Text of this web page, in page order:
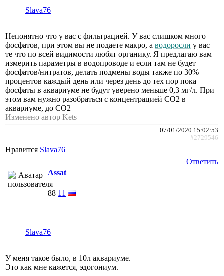
Slava76
Непонятно что у вас с фильтрацией. У вас слишком много
фосфатов, при этом вы не подаете макро, а водоросли у вас
те что по всей видимости любят органику. Я предлагаю вам
измерить параметры в водопроводе и если там не будет
фосфатов/нитратов, делать подмены воды также по 30%
процентов каждый день или через день до тех пор пока
фосфаты в аквариуме не будут уверено меньше 0,3 мг/л. При
этом вам нужно разобраться с концентрацией СО2 в
аквариуме, до СО2
Изменено автор Kets
07/01/2020 15:02:53
#2729546
Нравится Slava76
Ответить
Assat
88 11
Slava76
У меня такое было, в 10л аквариуме.
Это как мне кажется, эдогониум.